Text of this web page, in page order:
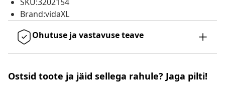
Brand:vidaXL
Ohutuse ja vastavuse teave
Ostsid toote ja jäid sellega rahule? Jaga pilti!